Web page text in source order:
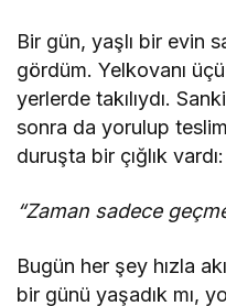
Bir gün, yaşlı bir evin
gördüm. Yelkovanı
yerlerde takılıydı.
sonra da yorulup
duruşta bir çığlık vardı:
“Zaman sadece
Bugün her şey hızla
bir günü yaşadık mı,